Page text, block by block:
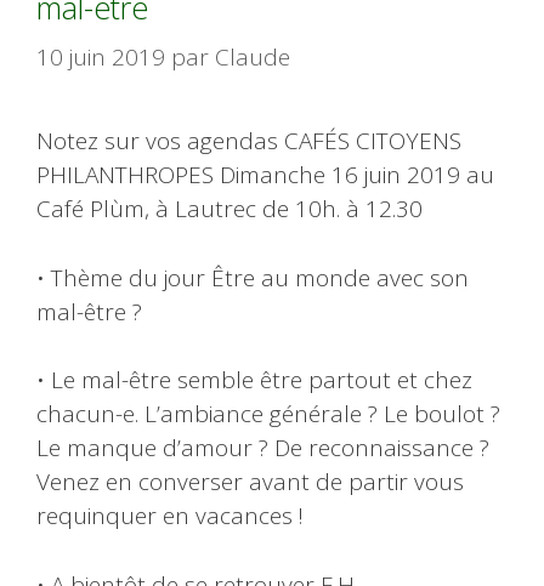
10 juin 2019 par Claude
Notez sur vos agendas CAFÉS CITOYENS
PHILANTHROPES Dimanche 16 juin 2019 au
Café Plùm, à Lautrec de 10h. à 12.30
• Thème du jour Être au monde avec son
mal-être ?
• Le mal-être semble être partout et chez
chacun-e. L’ambiance générale ? Le boulot ?
Le manque d’amour ? De reconnaissance ?
Venez en converser avant de partir vous
requinquer en vacances !